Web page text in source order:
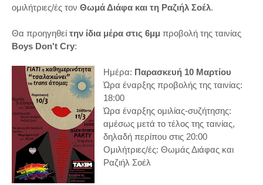
ομιλήτριες/ές τον Θωμά Διάφα και τη Ραζιήλ Σοέλ.
Θα προηγηθεί την ίδια μέρα στις 6μμ προβολή της ταινίας
Boys Don't Cry:
Ημέρα: Παρασκευή 10 Μαρτίου
Ώρα έναρξης προβολής της ταινίας:
18:00
Ώρα έναρξης ομιλίας-συζήτησης:
αμέσως μετά το τέλος της ταινίας,
δηλαδή περίπου στις 20:00
Ομιλήτριες/ές: Θωμάς Διάφας και
Ραζιήλ Σοέλ